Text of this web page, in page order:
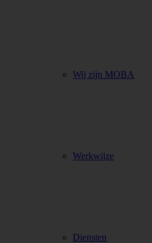
Wij zijn MOBA
Werkwijze
Diensten